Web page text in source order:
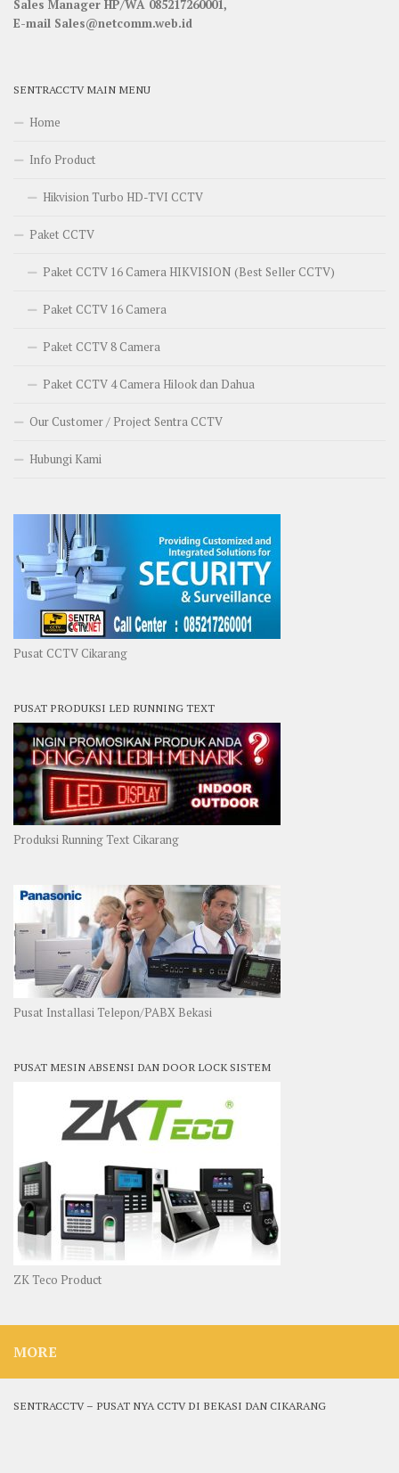
Sales Manager HP/WA 085217260001,
E-mail Sales@netcomm.web.id
SENTRACCTV MAIN MENU
Home
Info Product
Hikvision Turbo HD-TVI CCTV
Paket CCTV
Paket CCTV 16 Camera HIKVISION (Best Seller CCTV)
Paket CCTV 16 Camera
Paket CCTV 8 Camera
Paket CCTV 4 Camera Hilook dan Dahua
Our Customer / Project Sentra CCTV
Hubungi Kami
Pusat CCTV Cikarang
PUSAT PRODUKSI LED RUNNING TEXT
Produksi Running Text Cikarang
Pusat Installasi Telepon/PABX Bekasi
PUSAT MESIN ABSENSI DAN DOOR LOCK SISTEM
ZK Teco Product
MORE
SENTRACCTV – PUSAT NYA CCTV DI BEKASI DAN CIKARANG